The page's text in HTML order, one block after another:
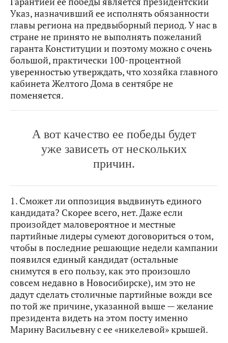
Указ, назначивший ее исполнять обязанности
главы региона на предвыборный период. У нас в
стране не принято не выполнять пожеланий
гаранта Конституции и поэтому можно с очень
большой, практически 100-процентной
уверенностью утверждать, что хозяйка главного
кабинета Желтого Дома в сентябре не
поменяется.
А вот качество ее победы будет
уже зависеть от нескольких
причин.
1. Сможет ли оппозиция выдвинуть единого
кандидата? Скорее всего, нет. Даже если
произойдет маловероятное и местные
партийные лидеры сумеют договориться о том,
чтобы в последние решающие недели кампании
появился единый кандидат (остальные
снимутся в его пользу, как это произошло
совсем недавно в Новосибирске), им это не
дадут сделать столичные партийные вожди все
по той же причине, указанной выше — желание
президента видеть на этом посту именно
Марину Васильевну с ее «никелевой» крышей.